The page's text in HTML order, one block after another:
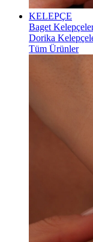
KELEPÇE
Baget
Dorika
Tüm Ürünler